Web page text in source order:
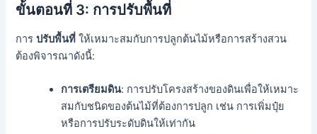
ขั้นตอนที่ 3: การปรับพื้นที่
การปรับพื้นที่ ให้เหมาะสมกับการปลูกต้นไม้หรือการสร้างสวน
ต้องพิจารณาดังนี้:
การเตรียมดิน: การปรับโครงสร้างของดินเพื่อให้เหมาะ
สมกับชนิดของต้นไม้ที่ต้องการปลูก เช่น การเพิ่มปุ๋ย
หรือการปรับระดับดินให้เท่ากัน